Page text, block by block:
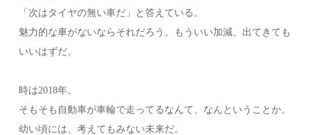
「次はタイヤの無い車だ」と答えている。
魅力的な車がないならそれだろう。もういい加減、出てきても
いいはずだ。
時は2018年。
そもそも自動車が車輪で走ってるなんて、なんということか。
幼い頃には、考えてもみない未来だ。